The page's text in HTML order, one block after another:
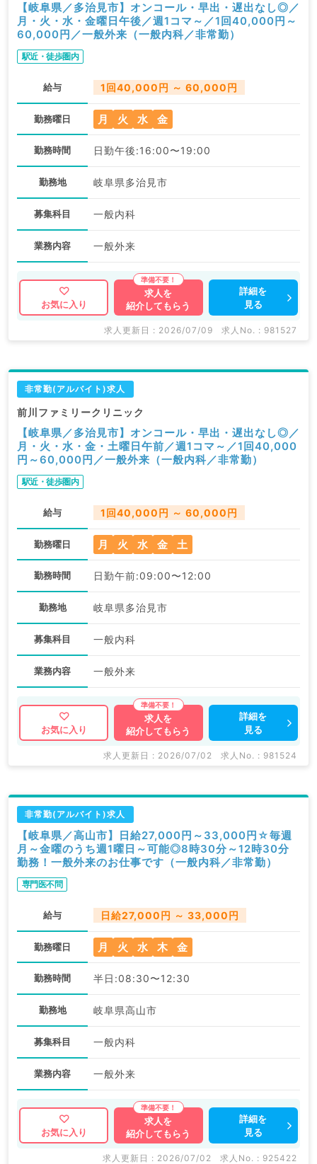
【岐阜県／多治見市】オンコール・早出・遅出なし◎／
月・火・水・金曜日午後／週1コマ～／1回40,000円～
60,000円／一般外来（一般内科／非常勤）
駅近・徒歩圏内
給与 1回40,000円 ～ 60,000円
勤務曜日 月 火 水 金
勤務時間 日勤午後:16:00〜19:00
勤務地 岐阜県多治見市
募集科目 一般内科
業務内容 一般外来
お気に入り
求人を
紹介してもらう
詳細を
見る
求人更新日 : 2026/07/09 求人No. : 981527
非常勤(アルバイト)求人
前川ファミリークリニック
【岐阜県／多治見市】オンコール・早出・遅出なし◎／
月・火・水・金・土曜日午前／週1コマ～／1回40,000
円～60,000円／一般外来（一般内科／非常勤）
駅近・徒歩圏内
給与 1回40,000円 ～ 60,000円
勤務曜日 月 火 水 金 土
勤務時間 日勤午前:09:00〜12:00
勤務地 岐阜県多治見市
募集科目 一般内科
業務内容 一般外来
お気に入り
求人を
紹介してもらう
詳細を
見る
求人更新日 : 2026/07/02 求人No. : 981524
非常勤(アルバイト)求人
【岐阜県／高山市】日給27,000円～33,000円☆毎週
月～金曜のうち週1曜日～可能◎8時30分～12時30分
勤務！一般外来のお仕事です（一般内科／非常勤）
専門医不問
給与 日給27,000円 ～ 33,000円
勤務曜日 月 火 水 木 金
勤務時間 半日:08:30〜12:30
勤務地 岐阜県高山市
募集科目 一般内科
業務内容 一般外来
お気に入り
求人を
紹介してもらう
詳細を
見る
求人更新日 : 2026/07/02 求人No. : 925422